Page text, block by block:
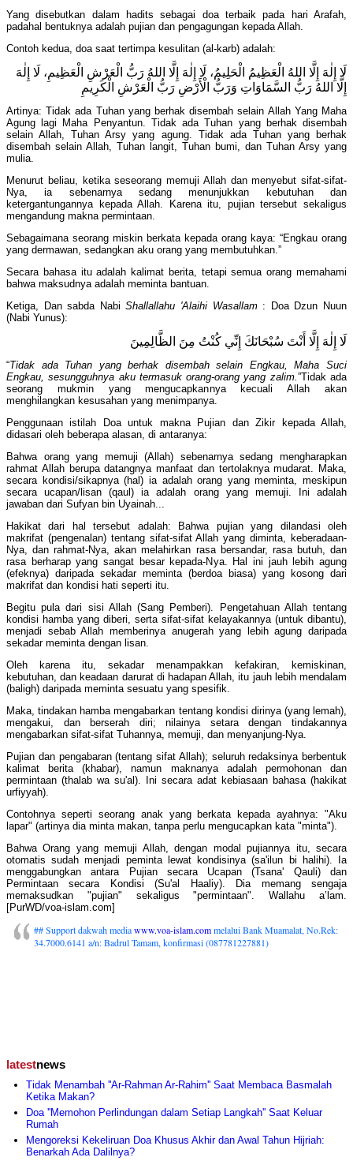
Yang disebutkan dalam hadits sebagai doa terbaik pada hari Arafah,
padahal bentuknya adalah pujian dan pengagungan kepada Allah.
Contoh kedua, doa saat tertimpa kesulitan (al-karb) adalah:
لَا إِلٰهَ إِلَّا اللهُ الْعَظِيمُ الْحَلِيمُ، لَا إِلٰهَ إِلَّا اللهُ رَبُّ الْعَرْشِ الْعَظِيمِ، لَا إِلٰهَ
إِلَّا اللهُ رَبُّ السَّمَاوَاتِ وَرَبُّ الْأَرْضِ رَبُّ الْعَرْشِ الْكَرِيمِ
Artinya: Tidak ada Tuhan yang berhak disembah selain Allah Yang Maha
Agung lagi Maha Penyantun. Tidak ada Tuhan yang berhak disembah
selain Allah, Tuhan Arsy yang agung. Tidak ada Tuhan yang berhak
disembah selain Allah, Tuhan langit, Tuhan bumi, dan Tuhan Arsy yang
mulia.
Menurut beliau, ketika seseorang memuji Allah dan menyebut sifat-sifat-
Nya, ia sebenarnya sedang menunjukkan kebutuhan dan
ketergantungannya kepada Allah. Karena itu, pujian tersebut sekaligus
mengandung makna permintaan.
Sebagaimana seorang miskin berkata kepada orang kaya: “Engkau orang
yang dermawan, sedangkan aku orang yang membutuhkan.”
Secara bahasa itu adalah kalimat berita, tetapi semua orang memahami
bahwa maksudnya adalah meminta bantuan.
Ketiga, Dan sabda NabiShallallahu 'Alaihi Wasallam : Doa Dzun Nuun
(Nabi Yunus):
لَا إِلٰهَ إِلَّا أَنْتَ سُبْحَانَكَ إِنِّي كُنْتُ مِنَ الظَّالِمِينَ
“Tidak ada Tuhan yang berhak disembah selain Engkau, Maha Suci
Engkau, sesungguhnya aku termasuk orang-orang yang zalim.”Tidak ada
seorang mukmin yang mengucapkannya kecuali Allah akan
menghilangkan kesusahan yang menimpanya.
Penggunaan istilah Doa untuk makna Pujian dan Zikir kepada Allah,
didasari oleh beberapa alasan, di antaranya:
Bahwa orang yang memuji (Allah) sebenarnya sedang mengharapkan
rahmat Allah berupa datangnya manfaat dan tertolaknya mudarat. Maka,
secara kondisi/sikapnya (hal) ia adalah orang yang meminta, meskipun
secara ucapan/lisan (qaul) ia adalah orang yang memuji. Ini adalah
jawaban dari Sufyan bin Uyainah...
Hakikat dari hal tersebut adalah: Bahwa pujian yang dilandasi oleh
makrifat (pengenalan) tentang sifat-sifat Allah yang diminta, keberadaan-
Nya, dan rahmat-Nya, akan melahirkan rasa bersandar, rasa butuh, dan
rasa berharap yang sangat besar kepada-Nya. Hal ini jauh lebih agung
(efeknya) daripada sekadar meminta (berdoa biasa) yang kosong dari
makrifat dan kondisi hati seperti itu.
Begitu pula dari sisi Allah (Sang Pemberi). Pengetahuan Allah tentang
kondisi hamba yang diberi, serta sifat-sifat kelayakannya (untuk dibantu),
menjadi sebab Allah memberinya anugerah yang lebih agung daripada
sekadar meminta dengan lisan.
Oleh karena itu, sekadar menampakkan kefakiran, kemiskinan,
kebutuhan, dan keadaan darurat di hadapan Allah, itu jauh lebih mendalam
(baligh) daripada meminta sesuatu yang spesifik.
Maka, tindakan hamba mengabarkan tentang kondisi dirinya (yang lemah),
mengakui, dan berserah diri; nilainya setara dengan tindakannya
mengabarkan sifat-sifat Tuhannya, memuji, dan menyanjung-Nya.
Pujian dan pengabaran (tentang sifat Allah); seluruh redaksinya berbentuk
kalimat berita (khabar), namun maknanya adalah permohonan dan
permintaan (thalab wa su'al). Ini secara adat kebiasaan bahasa (hakikat
urfiyyah).
Contohnya seperti seorang anak yang berkata kepada ayahnya: "Aku
lapar" (artinya dia minta makan, tanpa perlu mengucapkan kata "minta").
Bahwa Orang yang memuji Allah, dengan modal pujiannya itu, secara
otomatis sudah menjadi peminta lewat kondisinya (sa'ilun bi halihi). Ia
menggabungkan antara Pujian secara Ucapan (Tsana' Qauli) dan
Permintaan secara Kondisi (Su'al Haaliy). Dia memang sengaja
memaksudkan "pujian" sekaligus "permintaan". Wallahu a’lam.
[PurWD/voa-islam.com]
## Support dakwah mediawww.voa-islam.commelalui Bank Muamalat, No.Rek:
34.7000.6141 a/n: Badrul Tamam, konfirmasi (087781227881)
latestnews
Tidak Menambah ''Ar-Rahman Ar-Rahim'' Saat Membaca Basmalah
Ketika Makan?
Doa ''Memohon Perlindungan dalam Setiap Langkah'' Saat Keluar
Rumah
Mengoreksi Kekeliruan Doa Khusus Akhir dan Awal Tahun Hijriah:
Benarkah Ada Dalilnya?